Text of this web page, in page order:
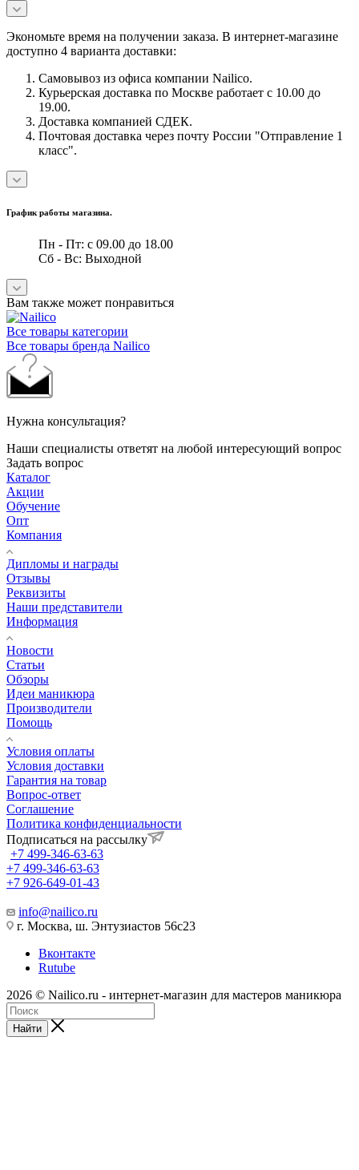
Экономьте время на получении заказа. В интернет-магазине
доступно 4 варианта доставки:
Самовывоз из офиса компании Nailico.
Курьерская доставка по Москве работает с 10.00 до
19.00.
Доставка компанией СДЕК.
Почтовая доставка через почту России "Отправление 1
класс".
График работы магазина.
Пн - Пт: с 09.00 до 18.00
Сб - Вс: Выходной
Вам также может понравиться
Все товары категории
Все товары бренда Nailico
Нужна консультация?
Наши специалисты ответят на любой интересующий вопрос
Задать вопрос
Каталог
Акции
Обучение
Опт
Компания
Дипломы и награды
Отзывы
Реквизиты
Наши представители
Информация
Новости
Статьи
Обзоры
Идеи маникюра
Производители
Помощь
Условия оплаты
Условия доставки
Гарантия на товар
Вопрос-ответ
Соглашение
Политика конфиденциальности
Подписаться на рассылку
+7 499-346-63-63
+7 499-346-63-63
+7 926-649-01-43
info@nailico.ru
г. Москва, ш. Энтузиастов 56с23
Вконтакте
Rutube
2026 © Nailico.ru - интернет-магазин для мастеров маникюра
Найти